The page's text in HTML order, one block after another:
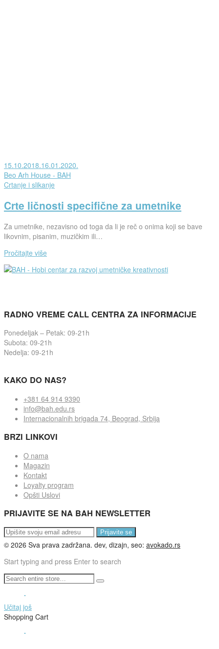
Posted
on
15.10.2018.16.01.2020.
od
strane
Beo Arh House - BAH
Posted
Crtanje i slikanje
Crte ličnosti specifične za umetnike
Za umetnike, nezavisno od toga da li je reč o onima koji se bave
likovnim, pisanim, muzičkim ili…
Pročitajte više
RADNO VREME CALL CENTRA ZA INFORMACIJE
Ponedeljak – Petak: 09-21h
Subota: 09-21h
Nedelja: 09-21h
KAKO DO NAS?
+381 64 914 9390
info@bah.edu.rs
Internacionalnih brigada 74, Beograd, Srbija
BRZI LINKOVI
O nama
Magazin
Kontakt
Loyalty program
Opšti Uslovi
PRIJAVITE SE NA BAH NEWSLETTER
Prijavite se
© 2026 Sva prava zadržana. dev, dizajn, seo: avokado.rs
Start typing and press Enter to search
Učitaj još
Shopping Cart